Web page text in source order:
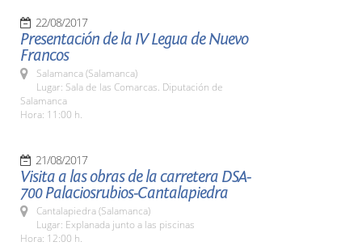
22/08/2017
Presentación de la IV Legua de Nuevo
Francos
Salamanca (Salamanca)
Lugar: Sala de las Comarcas. Diputación de
Salamanca
Hora: 11:00 h.
21/08/2017
Visita a las obras de la carretera DSA-
700 Palaciosrubios-Cantalapiedra
Cantalapiedra (Salamanca)
Lugar: Explanada junto a las piscinas
Hora: 12:00 h.